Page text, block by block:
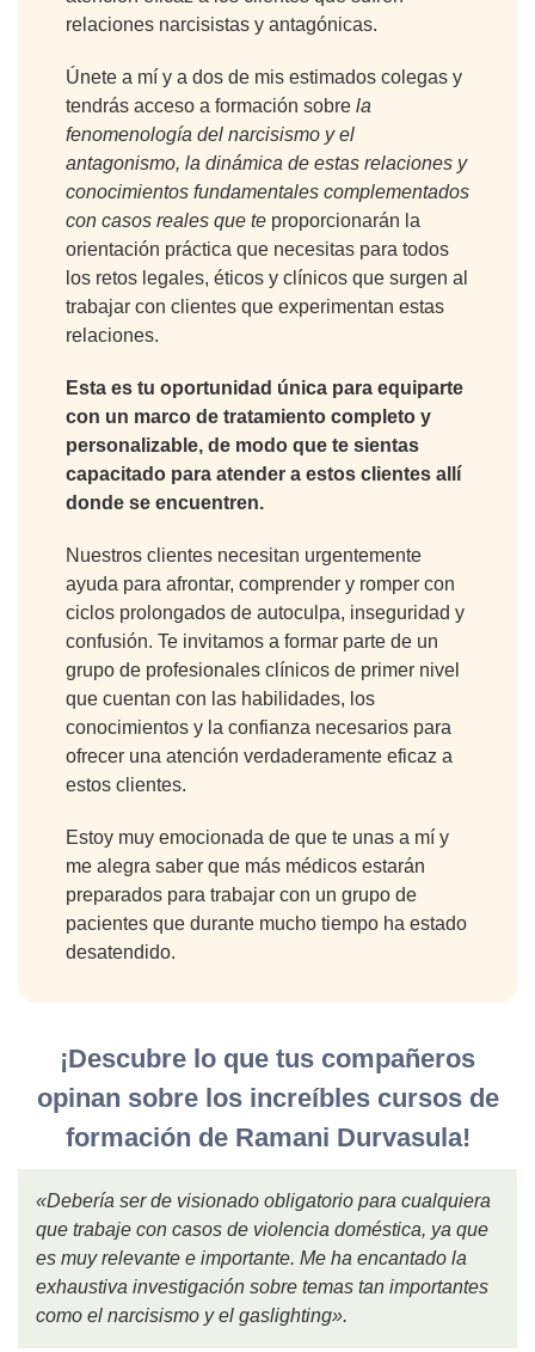
relaciones narcisistas y antagónicas.
Únete a mí y a dos de mis estimados colegas y
tendrás acceso a formación sobre la
fenomenología del narcisismo y el
antagonismo, la dinámica de estas relaciones y
conocimientos fundamentales complementados
con casos reales que te proporcionarán la
orientación práctica que necesitas para todos
los retos legales, éticos y clínicos que surgen al
trabajar con clientes que experimentan estas
relaciones.
Esta es tu oportunidad única para equiparte
con un marco de tratamiento completo y
personalizable, de modo que te sientas
capacitado para atender a estos clientes allí
donde se encuentren.
Nuestros clientes necesitan urgentemente
ayuda para afrontar, comprender y romper con
ciclos prolongados de autoculpa, inseguridad y
confusión. Te invitamos a formar parte de un
grupo de profesionales clínicos de primer nivel
que cuentan con las habilidades, los
conocimientos y la confianza necesarios para
ofrecer una atención verdaderamente eficaz a
estos clientes.
Estoy muy emocionada de que te unas a mí y
me alegra saber que más médicos estarán
preparados para trabajar con un grupo de
pacientes que durante mucho tiempo ha estado
desatendido.
¡Descubre lo que tus compañeros
opinan sobre los increíbles cursos de
formación de Ramani Durvasula!
«Debería ser de visionado obligatorio para cualquiera
que trabaje con casos de violencia doméstica, ya que
es muy relevante e importante. Me ha encantado la
exhaustiva investigación sobre temas tan importantes
como el narcisismo y el gaslighting».